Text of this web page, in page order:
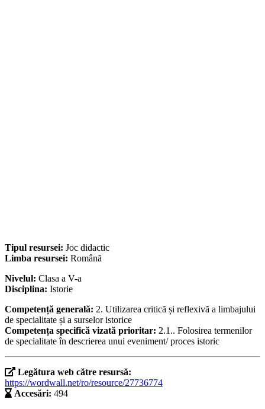
Tipul resursei: Joc didactic
Limba resursei: Română
Nivelul: Clasa a V-a
Disciplina: Istorie
Competență generală: 2. Utilizarea criticã și reflexivã a limbajului
de specialitate și a surselor istorice
Competența specifică vizată prioritar: 2.1.. Folosirea termenilor
de specialitate în descrierea unui eveniment/ proces istoric
Legătura web către resursă:
https://wordwall.net/ro/resource/27736774
Accesări: 494